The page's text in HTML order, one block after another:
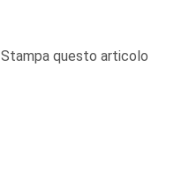
Stampa questo articolo